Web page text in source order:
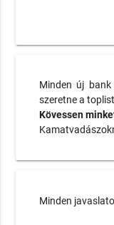
Minden új
szeretne a
Kövessen
Minden